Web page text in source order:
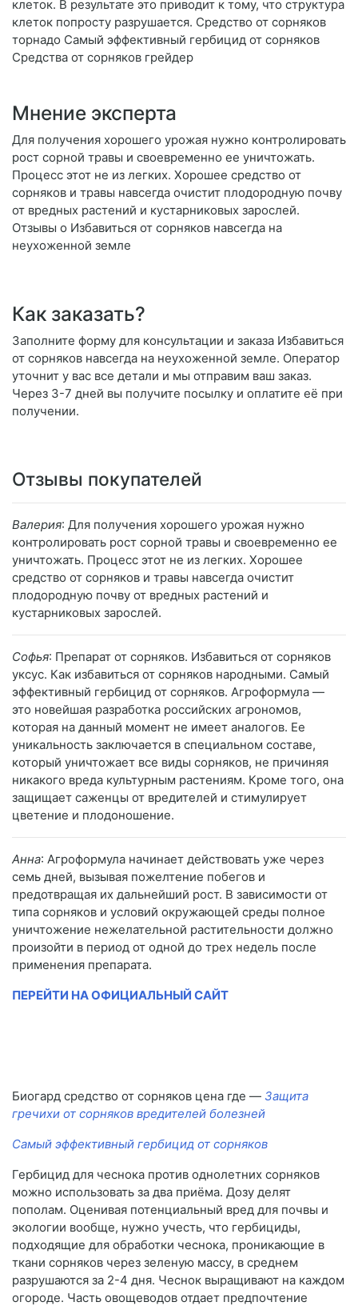
клеток. В результате это приводит к тому, что структура
клеток попросту разрушается. Средство от сорняков
торнадо Самый эффективный гербицид от сорняков
Средства от сорняков грейдер
Мнение эксперта
Для получения хорошего урожая нужно контролировать
рост сорной травы и своевременно ее уничтожать.
Процесс этот не из легких. Хорошее средство от
сорняков и травы навсегда очистит плодородную почву
от вредных растений и кустарниковых зарослей.
Отзывы о Избавиться от сорняков навсегда на
неухоженной земле
Как заказать?
Заполните форму для консультации и заказа Избавиться
от сорняков навсегда на неухоженной земле. Оператор
уточнит у вас все детали и мы отправим ваш заказ.
Через 3-7 дней вы получите посылку и оплатите её при
получении.
Отзывы покупателей
Валерия: Для получения хорошего урожая нужно
контролировать рост сорной травы и своевременно ее
уничтожать. Процесс этот не из легких. Хорошее
средство от сорняков и травы навсегда очистит
плодородную почву от вредных растений и
кустарниковых зарослей.
Софья: Препарат от сорняков. Избавиться от сорняков
уксус. Как избавиться от сорняков народными. Самый
эффективный гербицид от сорняков. Агроформула —
это новейшая разработка российских агрономов,
которая на данный момент не имеет аналогов. Ее
уникальность заключается в специальном составе,
который уничтожает все виды сорняков, не причиняя
никакого вреда культурным растениям. Кроме того, она
защищает саженцы от вредителей и стимулирует
цветение и плодоношение.
Анна: Агроформула начинает действовать уже через
семь дней, вызывая пожелтение побегов и
предотвращая их дальнейший рост. В зависимости от
типа сорняков и условий окружающей среды полное
уничтожение нежелательной растительности должно
произойти в период от одной до трех недель после
применения препарата.
ПЕРЕЙТИ НА ОФИЦИАЛЬНЫЙ САЙТ
Биогард средство от сорняков цена где — Защита
гречихи от сорняков вредителей болезней
Самый эффективный гербицид от сорняков
Гербицид для чеснока против однолетних сорняков
можно использовать за два приёма. Дозу делят
пополам. Оценивая потенциальный вред для почвы и
экологии вообще, нужно учесть, что гербициды,
подходящие для обработки чеснока, проникающие в
ткани сорняков через зеленую массу, в среднем
разрушаются за 2-4 дня. Чеснок выращивают на каждом
огороде. Часть овощеводов отдает предпочтение